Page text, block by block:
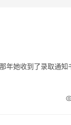
年她收到了录取通知